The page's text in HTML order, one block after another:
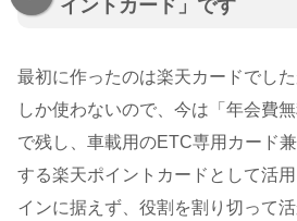
イントカード」です
最初に作ったのは楽天カードでし
しか使わないので、今は「年会費
で残し、車載用のETC専用カード
する楽天ポイントカードとして活
インに据えず、役割を割り切って活